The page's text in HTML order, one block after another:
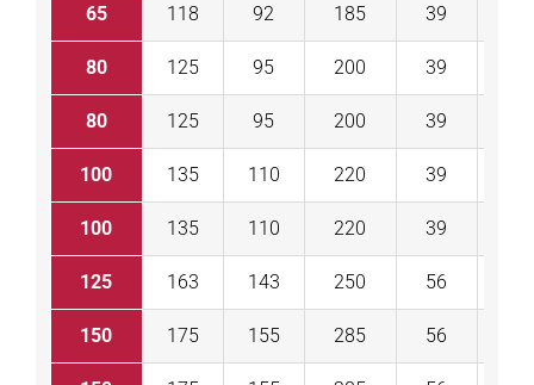
65 118 92 185 39
80 125 95 200 39
80 125 95 200 39
100 135 110 220 39
100 135 110 220 39
125 163 143 250 56
150 175 155 285 56